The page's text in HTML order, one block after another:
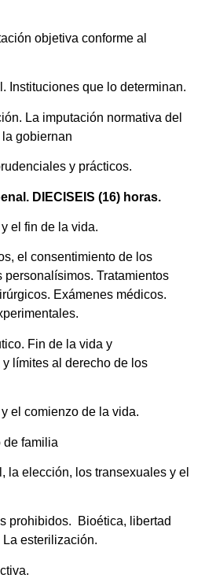
objetiva conforme al
Instituciones que lo determinan.
La imputación normativa del
gobiernan
y prácticos.
DIECISEIS (16) horas.
el fin de la vida.
el consentimiento de los
personalísimos. Tratamientos
Exámenes médicos.
Fin de la vida y
límites al derecho de los
el comienzo de la vida.
de familia
la elección, los transexuales y el
prohibidos. Bioética, libertad
esterilización.